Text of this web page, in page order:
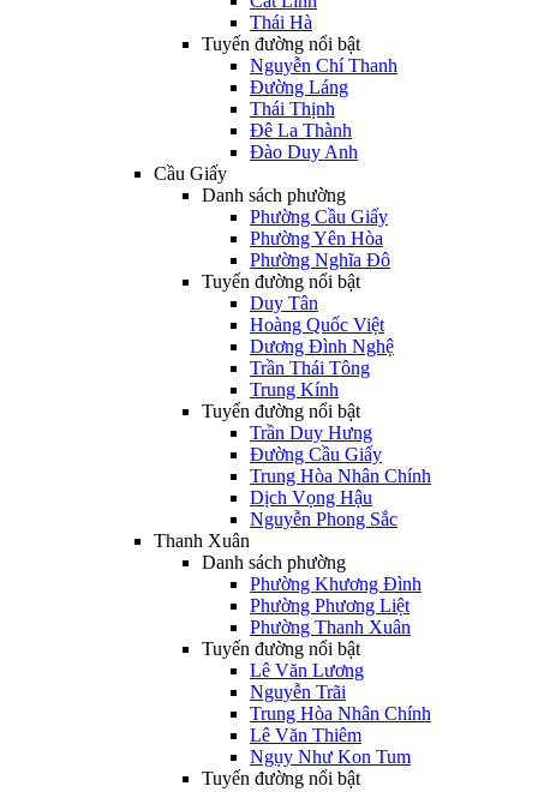
Thái Hà
Tuyến đường nổi bật
Nguyễn Chí Thanh
Đường Láng
Thái Thịnh
Đê La Thành
Đào Duy Anh
Cầu Giấy
Danh sách phường
Phường Cầu Giấy
Phường Yên Hòa
Phường Nghĩa Đô
Tuyến đường nổi bật
Duy Tân
Hoàng Quốc Việt
Dương Đình Nghệ
Trần Thái Tông
Trung Kính
Tuyến đường nổi bật
Trần Duy Hưng
Đường Cầu Giấy
Trung Hòa Nhân Chính
Dịch Vọng Hậu
Nguyễn Phong Sắc
Thanh Xuân
Danh sách phường
Phường Khương Đình
Phường Phương Liệt
Phường Thanh Xuân
Tuyến đường nổi bật
Lê Văn Lương
Nguyễn Trãi
Trung Hòa Nhân Chính
Lê Văn Thiêm
Ngụy Như Kon Tum
Tuyến đường nổi bật